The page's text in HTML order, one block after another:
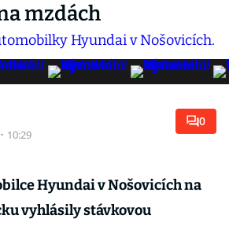
mzdách
· 10:29
0
Hyundai v Nošovicích na
vyhlásily stávkovou